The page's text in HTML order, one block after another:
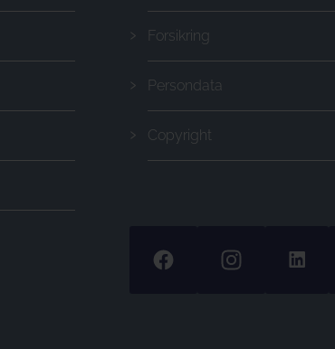
Forsikring
Persondata
Copyright